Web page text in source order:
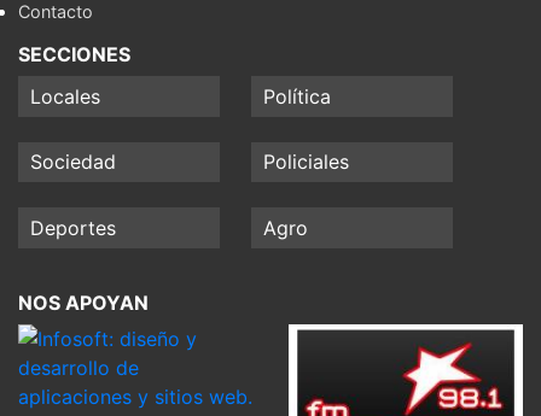
Contacto
SECCIONES
Locales
Política
Sociedad Policiales
Deportes Agro
NOS APOYAN